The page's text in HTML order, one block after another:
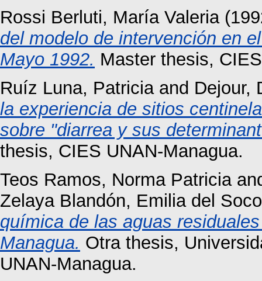
Rossi Berluti, María Valeria
del modelo de intervención en
Mayo 1992. Master thesis,
Ruíz Luna, Patriciaand Dejour,
la experiencia de sitios
sobre "diarrea y sus
thesis, CIES UNAN-Managua.
Teos Ramos, Norma Patricia
Zelaya Blandón, Emilia del
química de las aguas
Managua. Otra thesis,
UNAN-Managua.